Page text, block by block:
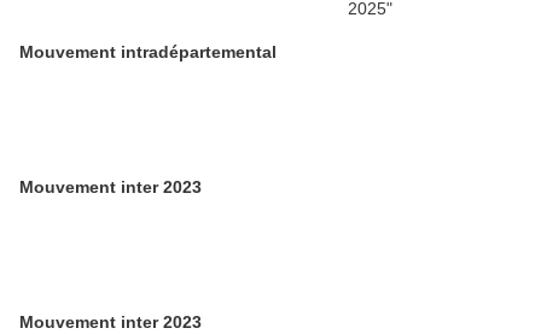
Mouvement intradépartemental
Mouvement inter 2023
Mouvement inter 2023